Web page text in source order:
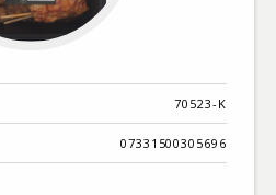
70523-K
07331500305696